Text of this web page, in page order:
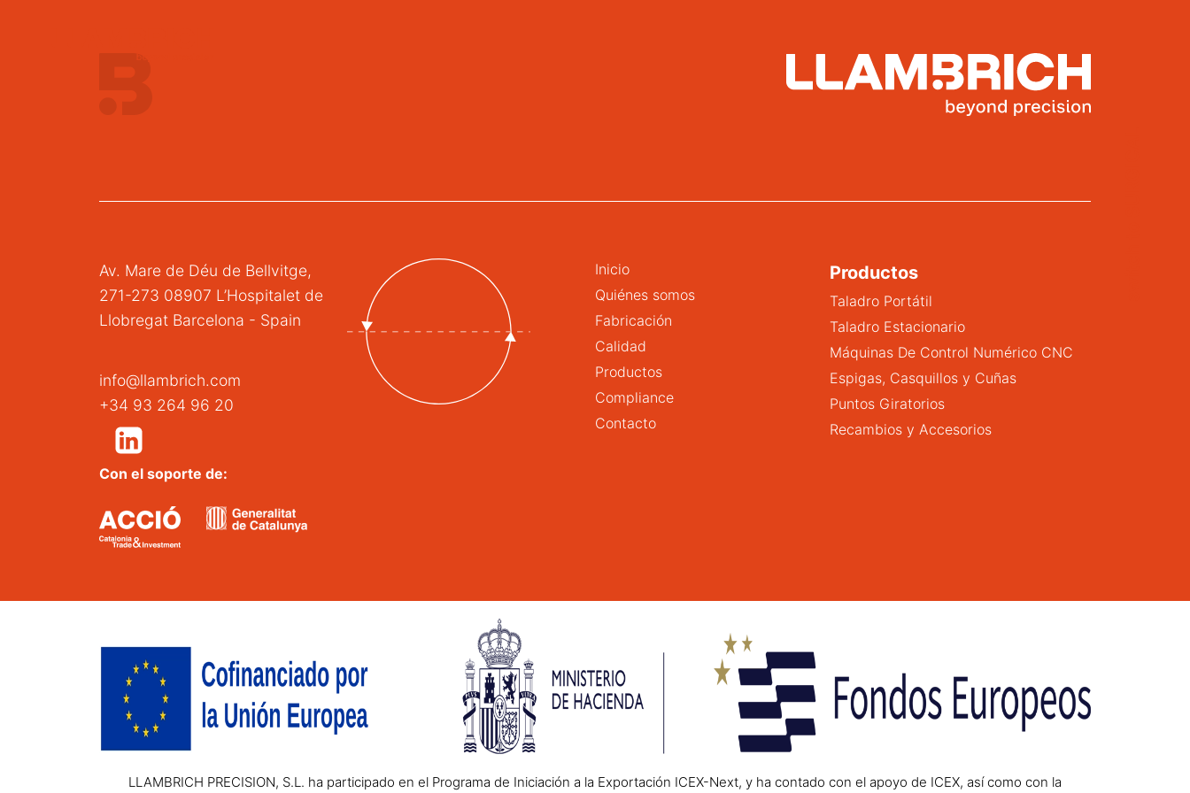
Av. Mare de Déu de Bellvitge,
271-273 08907 L’Hospitalet de
Llobregat Barcelona - Spain
info@llambrich.com
+34 93 264 96 20
Inicio
Quiénes somos
Fabricación
Calidad
Productos
Compliance
Contacto
Productos
Taladro Portátil
Taladro Estacionario
Máquinas De Control Numérico CNC
Espigas, Casquillos y Cuñas
Puntos Giratorios
Recambios y Accesorios
Con el soporte de:
LLAMBRICH PRECISION, S.L. ha participado en el Programa de Iniciación a la Exportación ICEX-Next, y ha contado con el apoyo de ICEX, así como con la